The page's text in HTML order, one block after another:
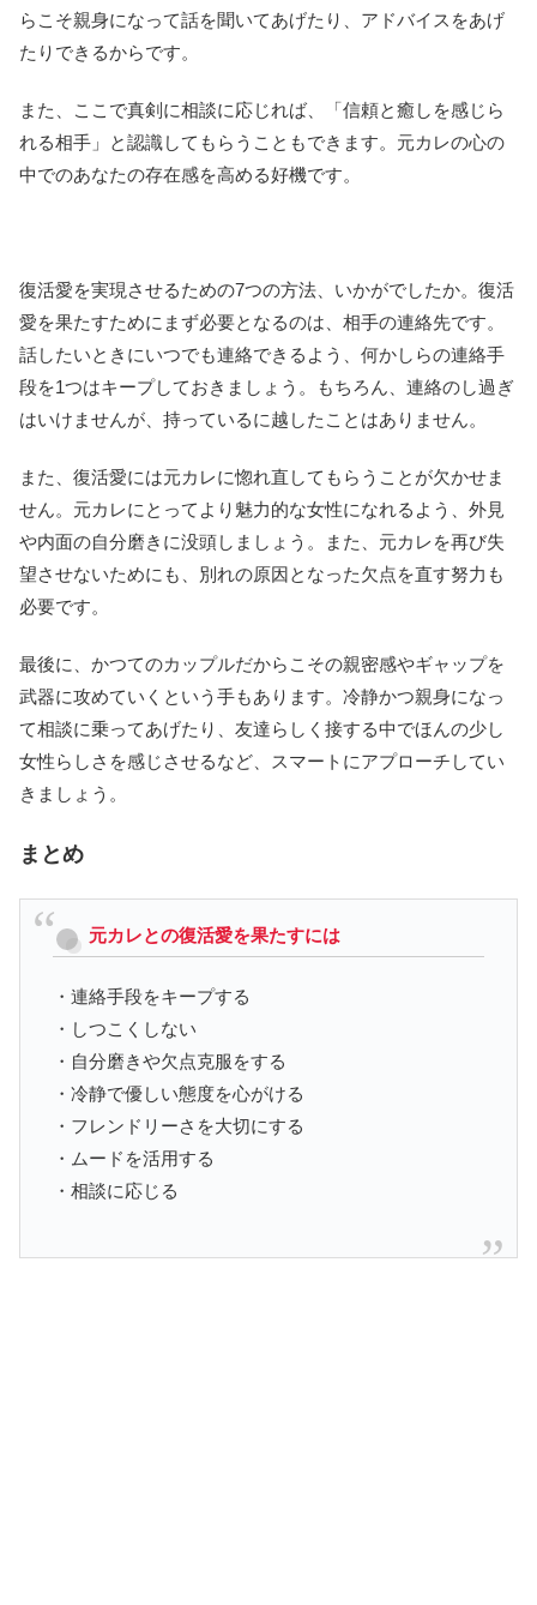
らこそ親身になって話を聞いてあげたり、アドバイスをあげ
たりできるからです。
また、ここで真剣に相談に応じれば、「信頼と癒しを感じら
れる相手」と認識してもらうこともできます。元カレの心の
中でのあなたの存在感を高める好機です。
復活愛を実現させるための7つの方法、いかがでしたか。復活
愛を果たすためにまず必要となるのは、相手の連絡先です。
話したいときにいつでも連絡できるよう、何かしらの連絡手
段を1つはキープしておきましょう。もちろん、連絡のし過ぎ
はいけませんが、持っているに越したことはありません。
また、復活愛には元カレに惚れ直してもらうことが欠かせま
せん。元カレにとってより魅力的な女性になれるよう、外見
や内面の自分磨きに没頭しましょう。また、元カレを再び失
望させないためにも、別れの原因となった欠点を直す努力も
必要です。
最後に、かつてのカップルだからこその親密感やギャップを
武器に攻めていくという手もあります。冷静かつ親身になっ
て相談に乗ってあげたり、友達らしく接する中でほんの少し
女性らしさを感じさせるなど、スマートにアプローチしてい
きましょう。
まとめ
元カレとの復活愛を果たすには
・連絡手段をキープする
・しつこくしない
・自分磨きや欠点克服をする
・冷静で優しい態度を心がける
・フレンドリーさを大切にする
・ムードを活用する
・相談に応じる